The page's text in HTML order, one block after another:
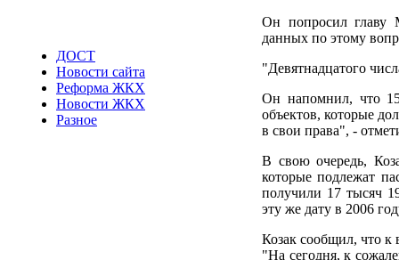
ДОСТ
Новости сайта
Реформа ЖКХ
Новости ЖКХ
Разное
Он попросил главу
данных по этому
"Девятнадцатого
Он напомнил, что 15
объектов, которые
в свои права", -
В свою очередь,
которые подлежат
получили 17 тысяч
эту же дату в 2006
Козак сообщил, что к
"На сегодня, к